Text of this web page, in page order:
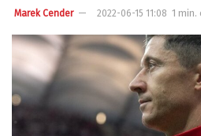
Marek Cender 2022-06-15 11:08 1 min.